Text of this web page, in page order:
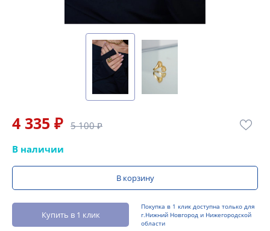
4 335 ₽ 5 100 ₽
В наличии
В корзину
Купить в 1 клик
Покупка в 1 клик доступна только для
г.Нижний Новгород и Нижегородской
области